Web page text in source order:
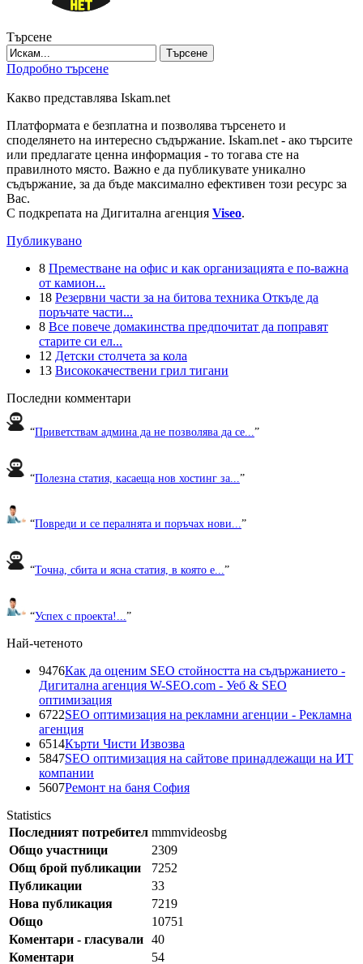
Търсене
Търсене
Подробно търсене
Какво представлява Iskam.net
Платформата е безплатна и позволява търсенето и
споделянето на интересно съдържание. Iskam.net - ако търсите
или предлагате ценна информация - то тогава сте на
правилното място. Важно е да публикувате уникално
съдържание, за да бъде максимално ефективен този ресурс за
Вас.
С подкрепата на Дигитална агенция Viseo.
Публикувано
8 Преместване на офис и как организацията е по-важна
от камион...
18 Резервни части за на битова техника Откъде да
поръчате части...
8 Все повече домакинства предпочитат да поправят
старите си ел...
12 Детски столчета за кола
13 Висококачествени грил тигани
Последни комментари
“Приветствам админа да не позволява да се... ”
“Полезна статия, касаеща нов хостинг за... ”
“Повреди и се пералнята и поръчах нови...”
“Точна, сбита и ясна статия, в която е... ”
“Успех с проекта!... ”
Най-четеното
9476Как да оценим SEO стойността на съдържанието -
Дигитална агенция W-SEO.com - Уеб & SEO
оптимизация
6722SEO оптимизация на рекламни агенции - Рекламна
агенция
6514Кърти Чисти Извозва
5847SEO оптимизация на сайтове принадлежащи на ИТ
компании
5607Ремонт на баня София
Statistics
Последният потребител mmmvideosbg
Общо участници
2309
Общ брой публикации
7252
Публикации
33
Нова публикация
7219
Общо
10751
Коментари - гласували 40
Коментари
54